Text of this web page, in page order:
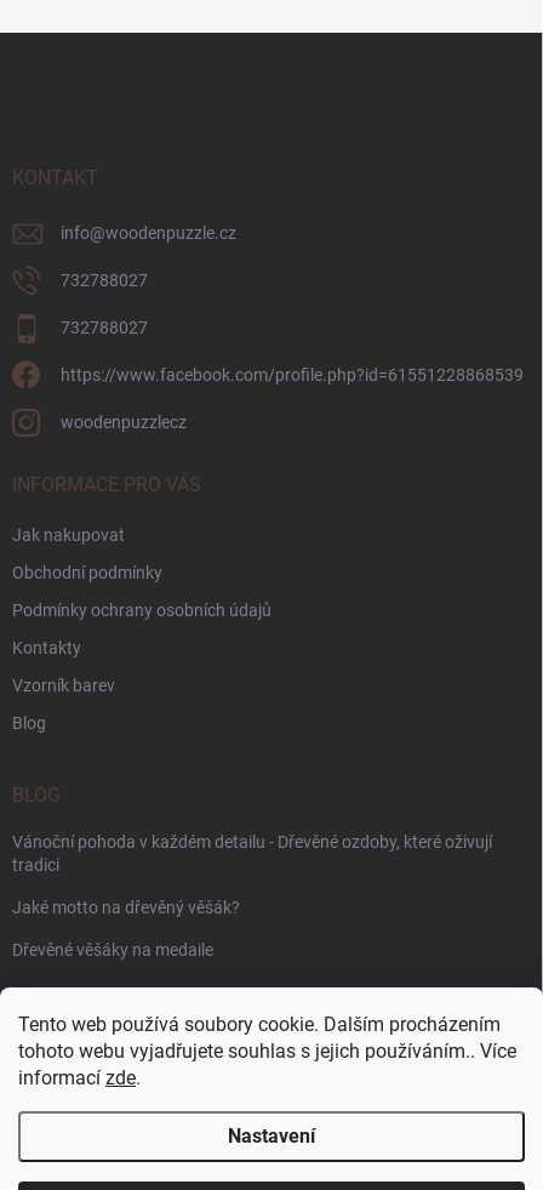
Tento web používá soubory cookie. Dalším procházením
tohoto webu vyjadřujete souhlas s jejich používáním.. Více
informací zde.
Nastavení
KONTAKT
info@woodenpuzzle.cz
732788027
732788027
https://www.facebook.com/profile.php?id=61551228868539
woodenpuzzlecz
INFORMACE PRO VÁS
Jak nakupovat
Obchodní podmínky
Podmínky ochrany osobních údajů
Kontakty
Vzorník barev
Blog
BLOG
Vánoční pohoda v každém detailu - Dřevěné ozdoby, které oživují
tradici
Jaké motto na dřevěný věšák?
Dřevěné věšáky na medaile
PŘIJÍMÁME ONLINE PLATBY